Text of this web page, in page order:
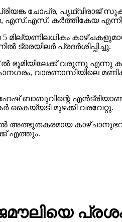
ചോപ്ര, പൃഥ്വിരാജ്
കര്‍ത്തികേയ
ട്രെയിലര്‍ പ്രദര്‍ശിപ്പിച്ചു.
വരുന്നു എന്നു
വാരണാസിയിലെ
ബാബുവിന്റെ
കൈയ്യടി മുഴക്കി വരവേറ്റു.
അത്ഭുതകരമായ
എത്തും.